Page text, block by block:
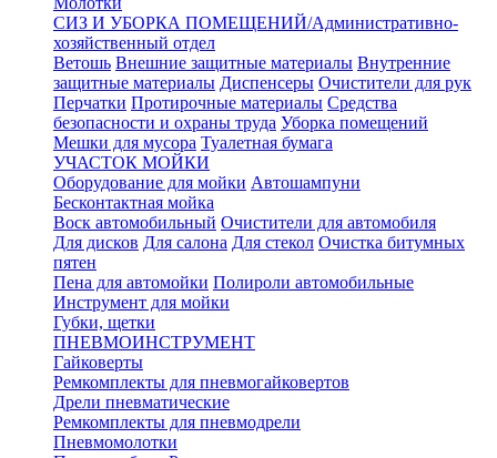
СИЗ И УБОРКА ПОМЕЩЕНИЙ/Административно-
хозяйственный отдел
Ветошь Внешние защитные материалы Внутренние
защитные материалы Диспенсеры Очистители для рук
Перчатки Протирочные материалы Средства
безопасности и охраны труда Уборка помещений
Мешки для мусора Туалетная бумага
УЧАСТОК МОЙКИ
Оборудование для мойки Автошампуни
Бесконтактная мойка
Воск автомобильный Очистители для автомобиля
Для дисков Для салона Для стекол Очистка битумных
пятен
Пена для автомойки Полироли автомобильные
Инструмент для мойки
Губки, щетки
ПНЕВМОИНСТРУМЕНТ
Гайковерты
Ремкомплекты для пневмогайковертов
Дрели пневматические
Ремкомплекты для пневмодрели
Пневмомолотки